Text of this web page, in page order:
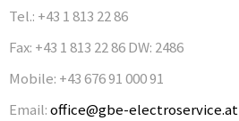
Tel.: +43 1 813 22 86
Fax: +43 1 813 22 86 DW: 2486
Mobile: +43 676 91 000 91
Email:office@gbe-electroservice.at